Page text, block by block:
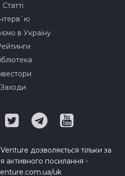
Статті
в Україну
Заходи
дозволяється тільки за
активного посилання -
uk